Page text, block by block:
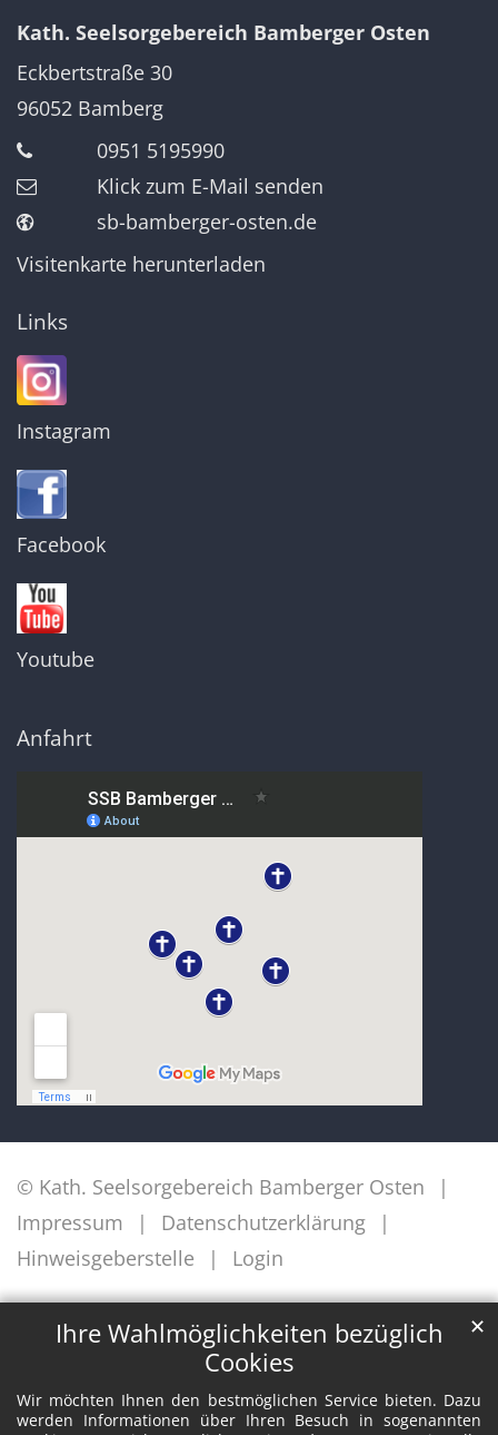
Ihre Wahlmöglichkeiten bezüglich
Cookies
Wir möchten Ihnen den bestmöglichen Service bieten. Dazu
werden Informationen über Ihren Besuch in sogenannten
✕
Kath. Seelsorgebereich Bamberger Osten
Eckbertstraße 30
96052 Bamberg
0951 5195990
Klick zum E-Mail senden
sb-bamberger-osten.de
Visitenkarte herunterladen
Links
Instagram
Facebook
Youtube
Anfahrt
© Kath. Seelsorgebereich Bamberger Osten
Impressum
Datenschutzerklärung
Hinweisgeberstelle
Login